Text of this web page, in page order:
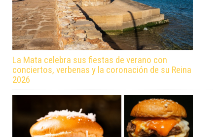
La Mata celebra sus fiestas de verano con
conciertos, verbenas y la coronación de su Reina
2026